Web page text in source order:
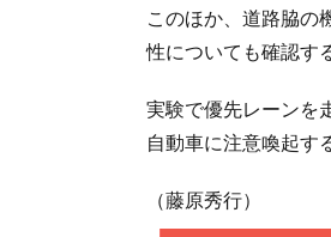
このほか、道路脇の
性についても確認す
実験で優先レーンを
自動車に注意喚起す
（藤原秀行）